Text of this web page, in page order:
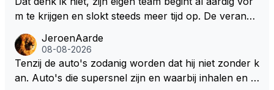
m te krijgen en slokt steeds meer tijd op. De verande
en zullen ben ik bang niet het gewenste effect hebb
en. Mocht het wel zo zijn dan zal het 3 jaar zijn, hoo
guit 5 jaar maar echt niet langer. Vergeet niet, hij hee
JeroenAarde
08-08-2026
Tenzij de auto's zodanig worden dat hij niet zonder k
an. Auto's die supersnel zijn en waarbij inhalen en v